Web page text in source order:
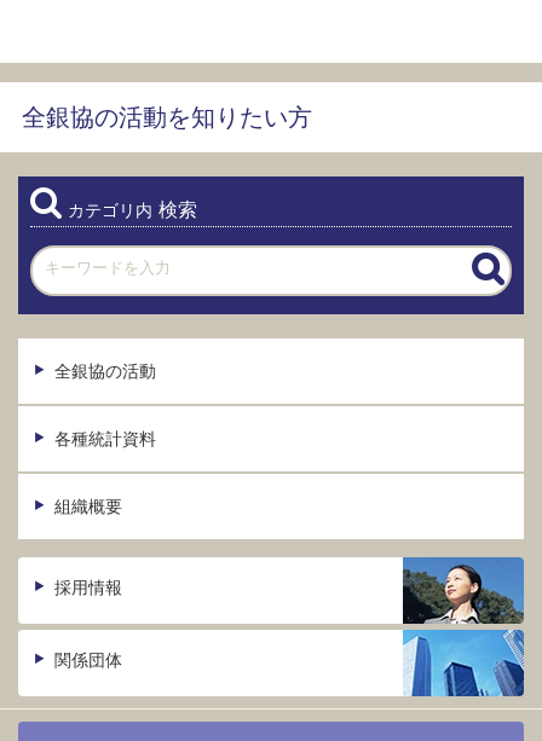
全銀協の活動を知りたい方
カテゴリ内 検索
全銀協の活動
各種統計資料
組織概要
採用情報
関係団体